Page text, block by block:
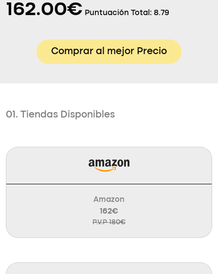
162.00€ Puntuación Total: 8.79
Comprar al mejor Precio
01. Tiendas Disponibles
Amazon
162€
P.V.P 180€